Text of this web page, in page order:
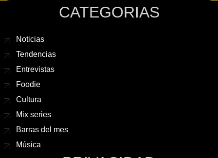
CATEGORIAS
Noticias
Tendencias
Entrevistas
Foodie
Cultura
Mix series
Barras del mes
Música